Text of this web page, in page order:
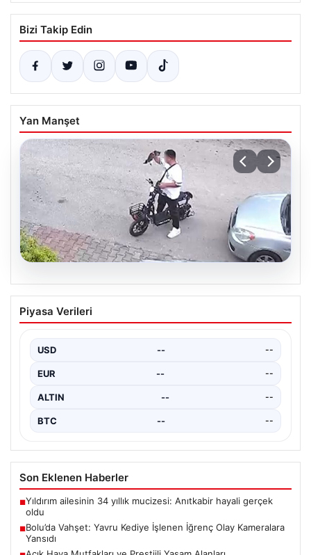
Bizi Takip Edin
Yan Manşet
Bolu’da Vahşet: Yavru Kediye İşlenen
İğrenç Olay Kameralara Yansıdı
günlerde meydana gelen korkutucu olay, bölgedeki
sakinleri derinden sarstı. Elektrikli…
Piyasa Verileri
USD -- --
EUR -- --
ALTIN -- --
BTC -- --
Son Eklenen Haberler
■Yıldırım ailesinin 34 yıllık mucizesi: Anıtkabir hayali gerçek
oldu
■Bolu’da Vahşet: Yavru Kediye İşlenen İğrenç Olay Kameralara
Yansıdı